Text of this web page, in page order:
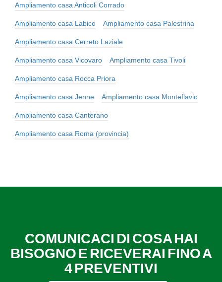
Ampliamento casa Anticoli Corrado
Ampliamento casa Labico Ampliamento casa Palestrina
Ampliamento casa Cerreto Laziale
Ampliamento casa Vicovaro Ampliamento casa Tivoli
Ampliamento casa Rocca Priora
Ampliamento casa Jenne Ampliamento casa Monteflavio
Ampliamento casa Canterano
Ampliamento casa Roma (provincia)
COMUNICACI DI COSA HAI
BISOGNO E RICEVERAI FINO A
4 PREVENTIVI